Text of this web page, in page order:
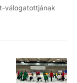
válogatottjának